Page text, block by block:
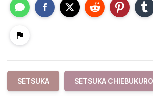
SETSUKA SETSUKA CHIEBUKURO